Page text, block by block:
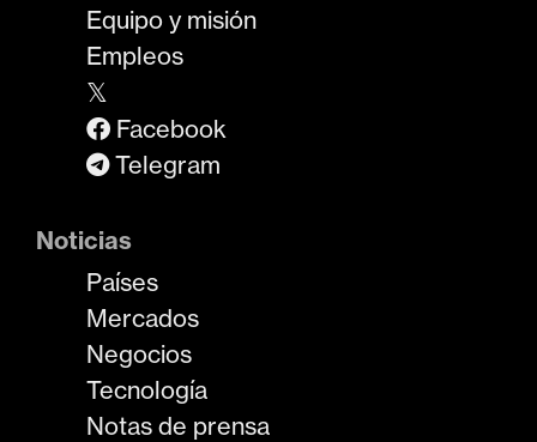
Equipo y misión
Empleos
𝕏
Facebook
Telegram
Noticias
Países
Mercados
Negocios
Tecnología
Notas de prensa